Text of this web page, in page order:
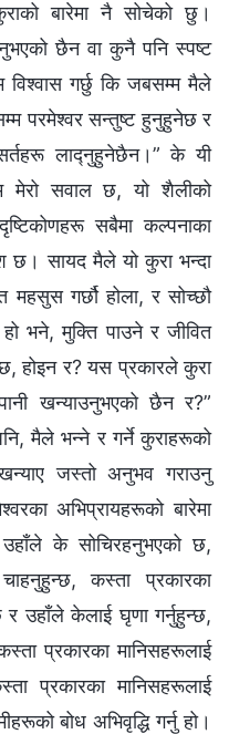
बारेमा नै सोचेको छु।
छैन वा कुनै पनि स्पष्ट
गर्छु कि जबसम्म मैले
परमेश्‍वर सन्तुष्ट हुनुहुनेछ र
लाद्‍नुहुनेछैन।” के यी
मेरो सवाल छ, यो शैलीको
सबैमा कल्पनाका
छ। सायद मैले यो कुरा भन्दा
महसुस गर्छौ होला, र सोच्छौ
भने, मुक्ति पाउने र जीवित
होइन र? यस प्रकारले कुरा
खन्याउनुभएको छैन र?”
मैले भन्ने र गर्ने कुराहरूको
जस्तो अनुभव गराउनु
अभिप्रायहरूको बारेमा
के सोचिरहनुभएको छ,
कस्ता प्रकारका
उहाँले केलाई घृणा गर्नुहुन्छ,
प्रकारका मानिसहरूलाई
प्रकारका मानिसहरूलाई
बोध अभिवृद्धि गर्नु हो।